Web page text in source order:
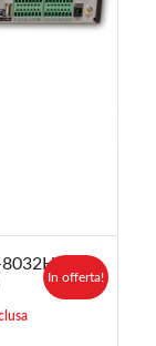
In offerta!